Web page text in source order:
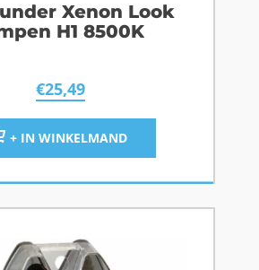
Xenon Look
H1 8500K
€25,49
+ IN WINKELMAND